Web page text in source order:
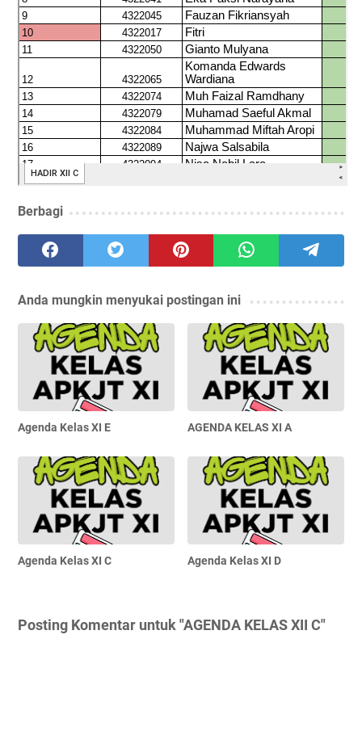
Berbagi
Anda mungkin menyukai postingan ini
Agenda Kelas XI E AGENDA KELAS XI A
Agenda Kelas XI C Agenda Kelas XI D
Posting Komentar untuk "AGENDA KELAS XII C"